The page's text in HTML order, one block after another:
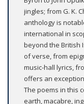
jingles; from G. K.
anthology is
international in
beyond the British
of verse, from
music-hall lyrics,
offers an
The poems in this
earth, macabre,